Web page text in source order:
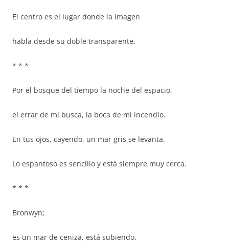
El centro es el lugar donde la imagen
habla desde su doble transparente.
* * *
Por el bosque del tiempo la noche del espacio,
el errar de mi busca, la boca de mi incendio.
En tus ojos, cayendo, un mar gris se levanta.
Lo espantoso es sencillo y está siempre muy cerca.
* * *
Bronwyn;
es un mar de ceniza, está subiendo.